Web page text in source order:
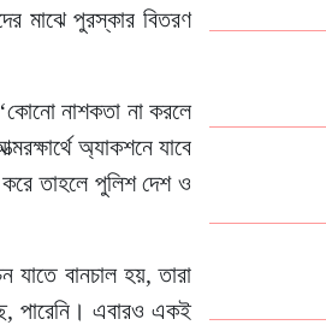
মাঝে পুরস্কার বিতরণ
নাশকতা না করলে
অ্যাকশনে যাবে
করে তাহলে পুলিশ দেশ ও
যাতে বানচাল হয়, তারা
পারেনি। এবারও একই